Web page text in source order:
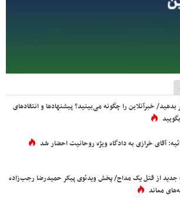
خبرآنلاین را چگونه می‌بینید؟ پیشنهادها و انتقادهای
آقای خرازی به دادگاه ویژه روحانیت احضار شد
جدید از قتل یک مداح/ پخش ویدئوی پیکر حمیدرضا رجب‌زاده
معاند